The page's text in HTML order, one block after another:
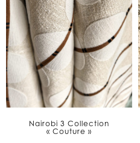
Nairobi 3 Collection
« Couture »